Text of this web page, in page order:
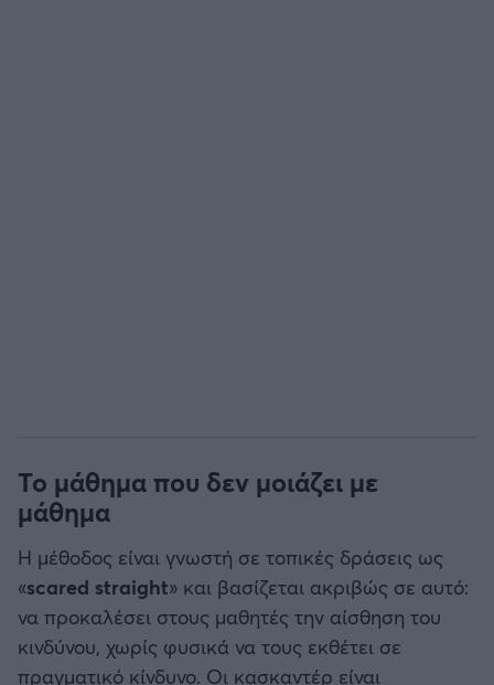
Το μάθημα που δεν μοιάζει με
μάθημα
Η μέθοδος είναι γνωστή σε τοπικές δράσεις ως
«scared straight» και βασίζεται ακριβώς σε αυτό:
να προκαλέσει στους μαθητές την αίσθηση του
κινδύνου, χωρίς φυσικά να τους εκθέτει σε
πραγματικό κίνδυνο. Οι κασκαντέρ είναι